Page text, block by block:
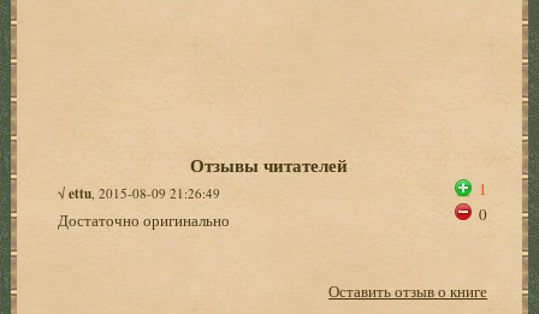
Отзывы читателей
√ettu , 2015-08-09 21:26:49
Достаточно оригинально
1
0
Оставить отзыв о книге